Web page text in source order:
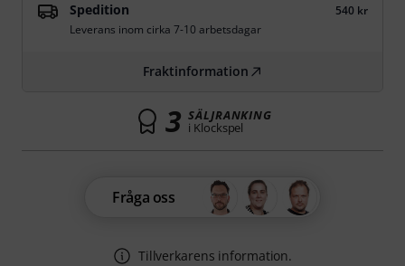
Spedition
540 kr
Leverans inom cirka 7-10 arbetsdagar
Fraktinformation
3 SÄLJRANKING
i Klockspel
Fråga oss
Tillverkarens information.